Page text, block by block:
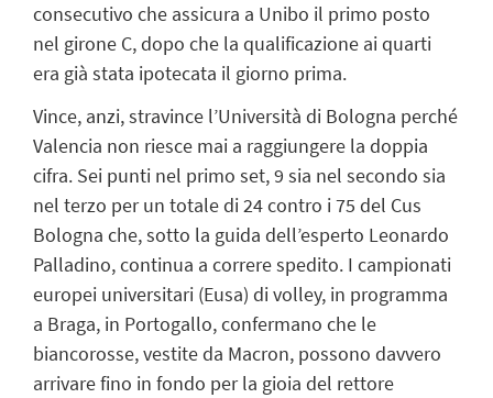
consecutivo che assicura a Unibo il primo posto
nel girone C, dopo che la qualificazione ai quarti
era già stata ipotecata il giorno prima.
Vince, anzi, stravince l’Università di Bologna perché
Valencia non riesce mai a raggiungere la doppia
cifra. Sei punti nel primo set, 9 sia nel secondo sia
nel terzo per un totale di 24 contro i 75 del Cus
Bologna che, sotto la guida dell’esperto Leonardo
Palladino, continua a correre spedito. I campionati
europei universitari (Eusa) di volley, in programma
a Braga, in Portogallo, confermano che le
biancorosse, vestite da Macron, possono davvero
arrivare fino in fondo per la gioia del rettore